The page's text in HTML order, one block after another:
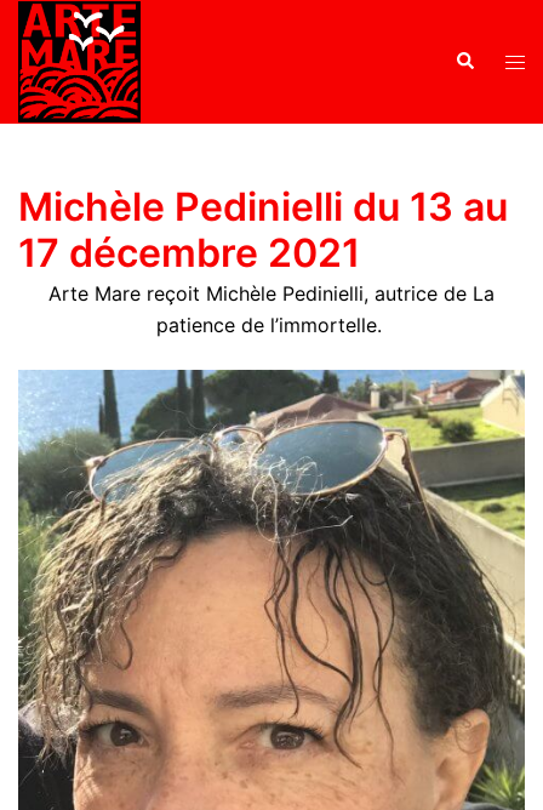
Michèle Pedinielli du 13 au
17 décembre 2021
Arte Mare reçoit Michèle Pedinielli, autrice de La
patience de l’immortelle.